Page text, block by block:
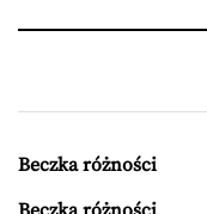
Beczka różności